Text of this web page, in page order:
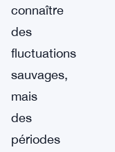
connaître
des
fluctuations
sauvages,
mais
des
périodes